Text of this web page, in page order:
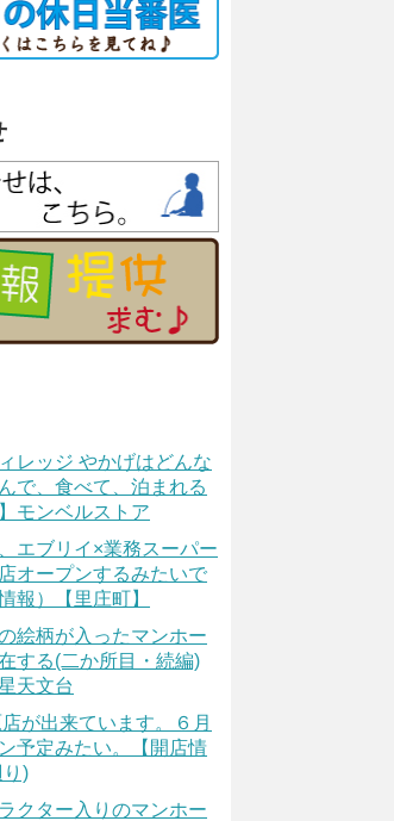
レッジ やかげはどんな
で、食べて、泊まれる
モンベルストア
エブリイ×業務スーパー
オープンするみたいで
報）【里庄町】
絵柄が入ったマンホー
する(二か所目・続編)
天文台
が出来ています。６月
予定みたい。【開店情
)
クター入りのマンホー